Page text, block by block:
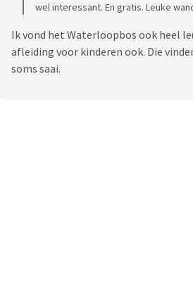
wel interessant. En gratis. Leuke
Ik vond het Waterloopbos ook heel
afleiding voor kinderen ook. Die
soms saai.